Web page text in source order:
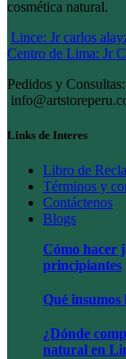
cosmética natural.
Lince: Jr carlos
Centro de Lima: Jr
Pedidos y
Links de Interes
Libro de
Términos y
Contáctenos
Blogs
Cómo hacer
principiantes
Qué
¿Dónde
natural en